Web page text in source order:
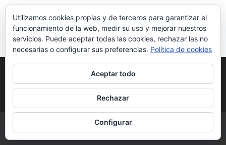
POLÍTICA DE COOKIES
DERECHOS DE AUTOR
COPYRIGHT © 2026 | ALL RIGHTS RESERVED |
THEME SHOP
Utilizamos cookies propias y de terceros para garantizar el
funcionamiento de la web, medir su uso y mejorar nuestros
servicios. Puede aceptar todas las cookies, rechazar las no
necesarias o configurar sus preferencias. Política de cookies
Aceptar todo
Rechazar
Configurar